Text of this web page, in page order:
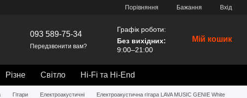
Порівняння Бажання Вхід
093 589-75-34
Передзвонити вам?
Графік роботи:
Без вихідних:
9:00–21:00
Мій кошик
Різне Світло Hi-Fi та Hi-End
Гітари Електроакустичні Електроакустична гітара LAVA MUSIC GENIE White